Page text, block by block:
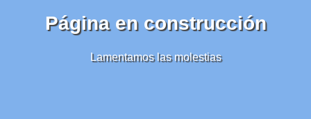
Página en construcción
Lamentamos las molestias